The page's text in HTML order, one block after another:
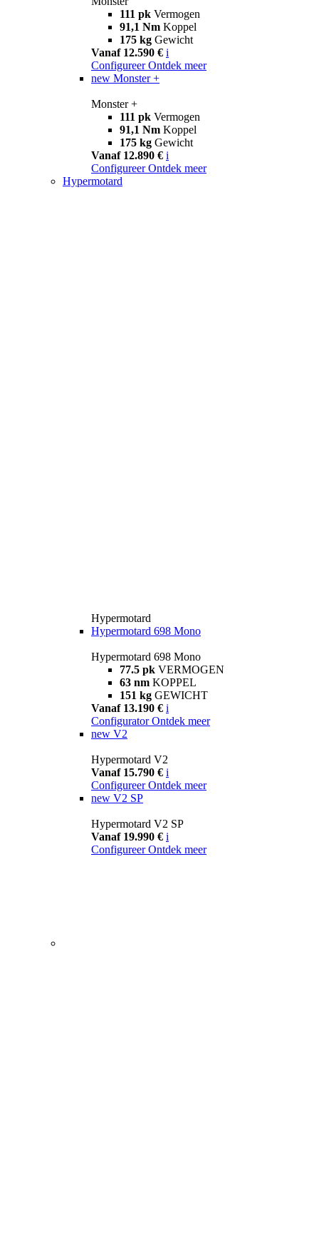
111 pk Vermogen
91,1 Nm Koppel
175 kg Gewicht
Vanaf 12.590 € i
Configureer Ontdek meer
new Monster +
Monster +
111 pk Vermogen
91,1 Nm Koppel
175 kg Gewicht
Vanaf 12.890 € i
Configureer Ontdek meer
Hypermotard
Hypermotard
Hypermotard 698 Mono
Hypermotard 698 Mono
77.5 pk VERMOGEN
63 nm KOPPEL
151 kg GEWICHT
Vanaf 13.190 € i
Configurator Ontdek meer
new V2
Hypermotard V2
Vanaf 15.790 € i
Configureer Ontdek meer
new V2 SP
Hypermotard V2 SP
Vanaf 19.990 € i
Configureer Ontdek meer